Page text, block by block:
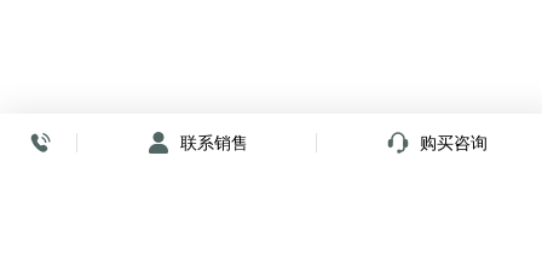
联系销售 购买咨询